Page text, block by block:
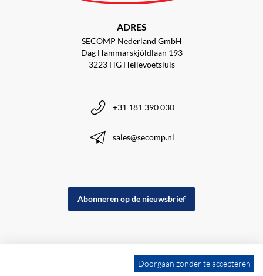
ADRES
SECOMP Nederland GmbH
Dag Hammarskjöldlaan 193
3223 HG Hellevoetsluis
+31 181 390 030
sales@secomp.nl
Abonneren op de nieuwsbrief
Doorgaan zonder te accepteren